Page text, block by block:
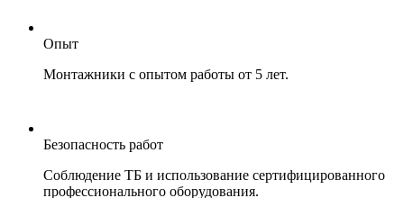
Опыт
Монтажники с опытом работы от 5 лет.
Безопасность работ
Соблюдение ТБ и использование сертифицированного
профессионального оборудования.